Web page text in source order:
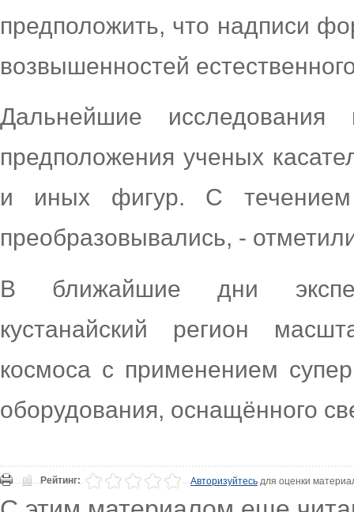
предположить, что надписи
возвышенностей
Дальнейшие
предположения ученых
и иных фигур. С
преобразовывались, -
В ближайшие дни
кустанайский регион
космоса с применением супер
оборудования, оснащённого
Рейтинг: Авторизуйтесьдля оценки